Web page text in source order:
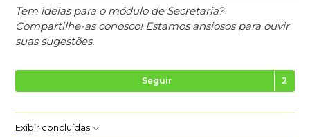
Tem ideias para o módulo de Secretaria?
Compartilhe-as conosco! Estamos ansiosos para ouvir
suas sugestões.
Seguir
Exibir concluídas